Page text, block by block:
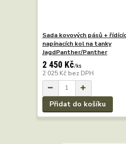
Sada kovových pásů +
napínacích kol na tanky
JagdPanther/Panther
2 450 Kč/ks
2 025 Kč bez DPH
Přidat do košíku